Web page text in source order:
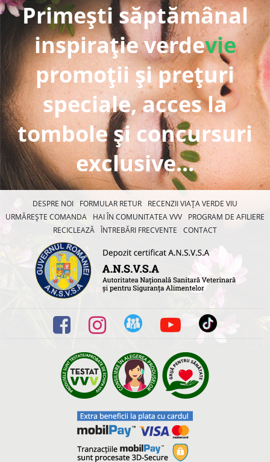
Primești săptămânal
inspirație verdevie
promoții și prețuri
speciale, acces la
tombole și concursuri
exclusive...
DESPRE NOI FORMULAR RETUR
RECENZII VIAȚA VERDE VIU
URMĂREȘTE COMANDA
HAI ÎN COMUNITATEA VVV
PROGRAM DE AFILIERE
RECICLEAZĂ ÎNTREBĂRI FRECVENTE CONTACT